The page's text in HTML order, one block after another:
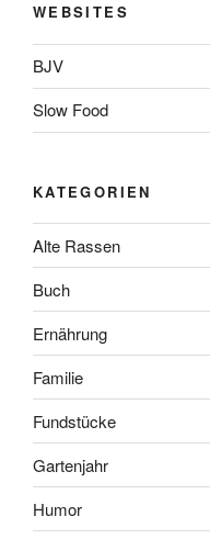
WEBSITES
BJV
Slow Food
KATEGORIEN
Alte Rassen
Buch
Ernährung
Familie
Fundstücke
Gartenjahr
Humor